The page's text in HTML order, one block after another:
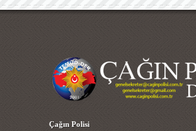
Çağın Polisi